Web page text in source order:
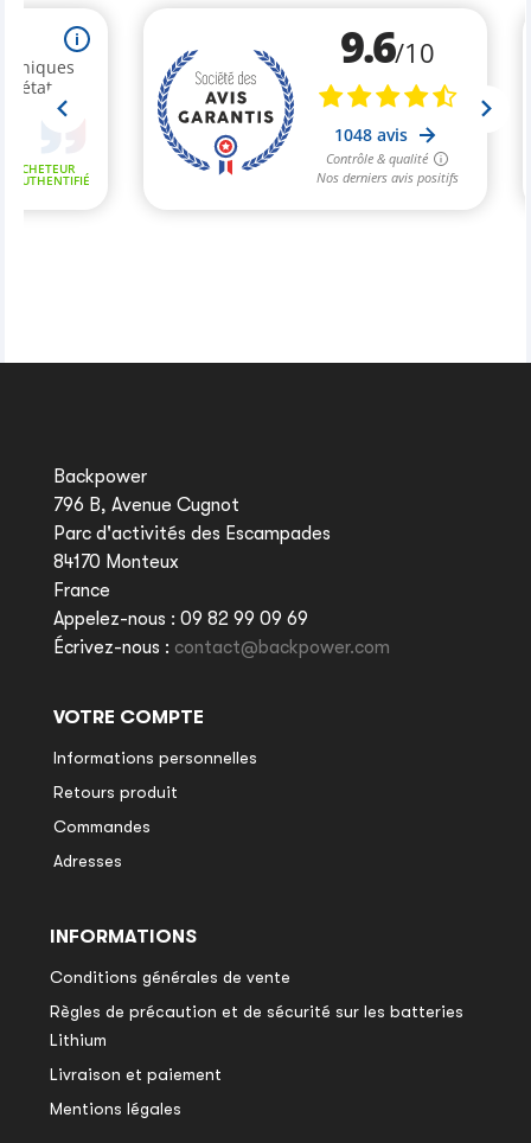
Backpower
796 B, Avenue Cugnot
Parc d'activités des Escampades
84170 Monteux
France
Appelez-nous : 09 82 99 09 69
Écrivez-nous : contact@backpower.com
VOTRE COMPTE
Informations personnelles
Retours produit
Commandes
Adresses
INFORMATIONS
Conditions générales de vente
Règles de précaution et de sécurité sur les batteries
Lithium
Livraison et paiement
Mentions légales